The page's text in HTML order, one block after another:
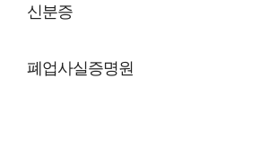
신분증
폐업사실증명원